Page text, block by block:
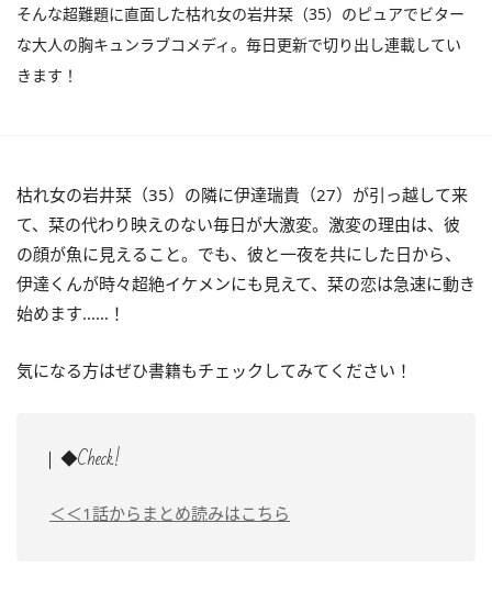
そんな超難題に直面した枯れ女の岩井栞（35）のピュアでビター
な大人の胸キュンラブコメディ。毎日更新で切り出し連載してい
きます！
枯れ女の岩井栞（35）の隣に伊達瑞貴（27）が引っ越して来
て、栞の代わり映えのない毎日が大激変。激変の理由は、彼
の顔が魚に見えること。でも、彼と一夜を共にした日から、
伊達くんが時々超絶イケメンにも見えて、栞の恋は急速に動き
始めます……！
気になる方はぜひ書籍もチェックしてみてください！
◆Check!
＜＜1話からまとめ読みはこちら